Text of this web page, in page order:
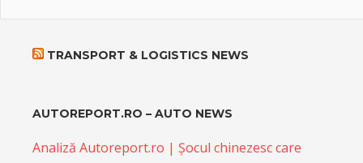
TRANSPORT & LOGISTICS NEWS
AUTOREPORT.RO – AUTO NEWS
Analiză Autoreport.ro | Șocul chinezesc care